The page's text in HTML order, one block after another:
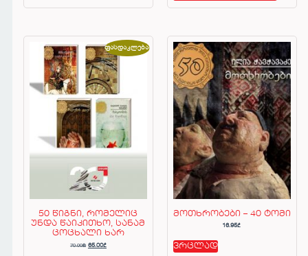
ფასდაკლება!
50 წიგნი, რომელიც
უნდა წაიკითხო, სანამ
ცოცხალი ხარ
70.00₾ 65.00₾
მოთხრობები – 40 ტომი
16.95₾
ვრცლად